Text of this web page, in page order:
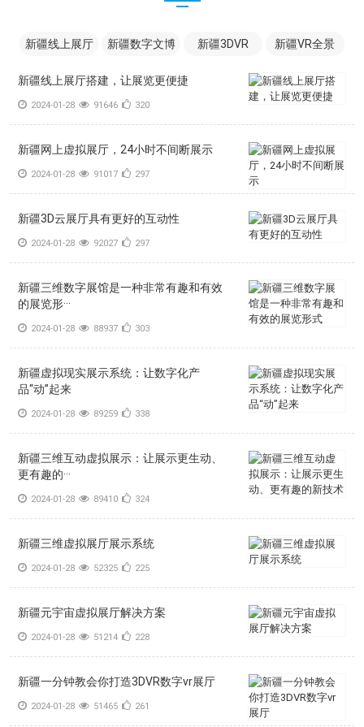
新疆线上展厅 新疆数字文博 新疆3DVR 新疆VR全景
新疆线上展厅搭建，让展览更便捷
2024-01-28 91646 320
新疆网上虚拟展厅，24小时不间断展示
2024-01-28 91017 297
新疆3D云展厅具有更好的互动性
2024-01-28 92027 297
新疆三维数字展馆是一种非常有趣和有效
的展览形···
2024-01-28 88937 303
新疆虚拟现实展示系统：让数字化产
品“动”起来
2024-01-28 89259 338
新疆三维互动虚拟展示：让展示更生动、
更有趣的···
2024-01-28 89410 324
新疆三维虚拟展厅展示系统
2024-01-28 52325 225
新疆元宇宙虚拟展厅解决方案
2024-01-28 51214 228
新疆一分钟教会你打造3DVR数字vr展厅
2024-01-28 51465 261